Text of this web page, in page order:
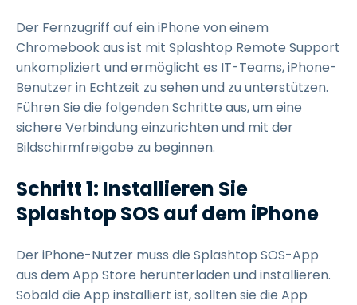
Der Fernzugriff auf ein iPhone von einem
Chromebook aus ist mit Splashtop Remote Support
unkompliziert und ermöglicht es IT-Teams, iPhone-
Benutzer in Echtzeit zu sehen und zu unterstützen.
Führen Sie die folgenden Schritte aus, um eine
sichere Verbindung einzurichten und mit der
Bildschirmfreigabe zu beginnen.
Schritt 1: Installieren Sie
Splashtop SOS auf dem iPhone
Der iPhone-Nutzer muss die Splashtop SOS-App
aus dem App Store herunterladen und installieren.
Sobald die App installiert ist, sollten sie die App